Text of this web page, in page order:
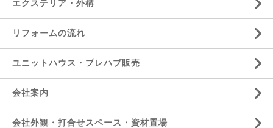
エクステリア・外構
リフォームの流れ
ユニットハウス・プレハブ販売
会社案内
会社外観・打合せスペース・資材置場